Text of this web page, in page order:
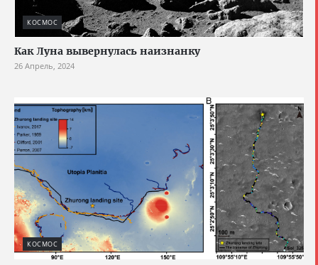
КОСМОС
Как Луна вывернулась наизнанку
26 Апрель, 2024
КОСМОС